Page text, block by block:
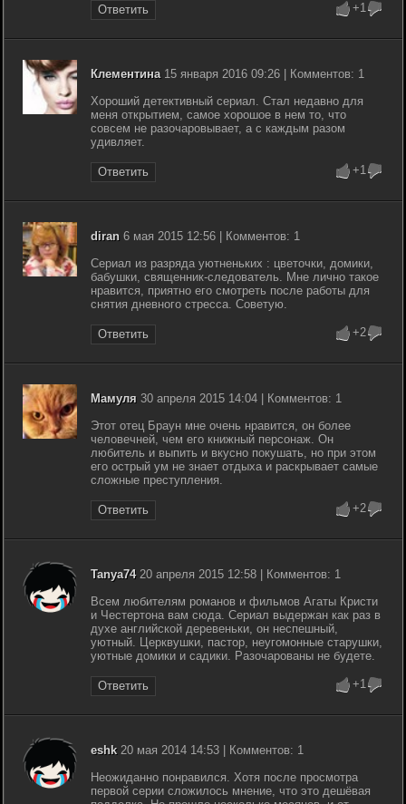
Ответить +1
Клементина 15 января 2016 09:26 | Комментов: 1
Хороший детективный сериал. Стал недавно для
меня открытием, самое хорошое в нем то, что
совсем не разочаровывает, а с каждым разом
удивляет.
Ответить +1
diran 6 мая 2015 12:56 | Комментов: 1
Сериал из разряда уютненьких : цветочки, домики,
бабушки, священник-следователь. Мне лично такое
нравится, приятно его смотреть после работы для
снятия дневного стресса. Советую.
Ответить +2
Мамуля 30 апреля 2015 14:04 | Комментов: 1
Этот отец Браун мне очень нравится, он более
человечней, чем его книжный персонаж. Он
любитель и выпить и вкусно покушать, но при этом
его острый ум не знает отдыха и раскрывает самые
сложные преступления.
Ответить +2
Tanya7420 апреля 2015 12:58 | Комментов: 1
Всем любителям романов и фильмов Агаты Кристи
и Честертона вам сюда. Сериал выдержан как раз в
духе английской деревеньки, он неспешный,
уютный. Церквушки, пастор, неугомонные старушки,
уютные домики и садики. Разочарованы не будете.
Ответить +1
eshk20 мая 2014 14:53 | Комментов: 1
Неожиданно понравился. Хотя после просмотра
первой серии сложилось мнение, что это дешёвая